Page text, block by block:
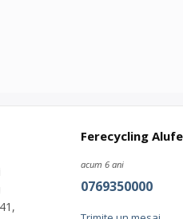
Ferecycling
acum 6 ani
0769350000